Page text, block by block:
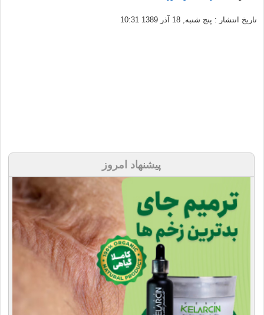
تاریخ انتشار : پنج شنبه, 18 آذر 1389 10:31
پیشنهاد امروز